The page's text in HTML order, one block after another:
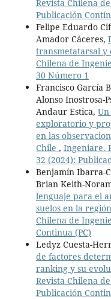
Revista Chilena
Publicación
Felipe Eduardo
Amador Cáceres,
transmetatarsal y
Chilena de
30 Número 1
Francisco García
Alonso Inostrosa-
Andaur Estica,
exploratorio y
en las
Chile , Ingeniare.
32 (2024):
Benjamín Ibarra-
Brian Keith-
lenguaje para el
suelos en la
Chilena de
Continua (PC)
Ledyz Cuesta-
de factores
ranking y su
Revista Chilena
Publicación